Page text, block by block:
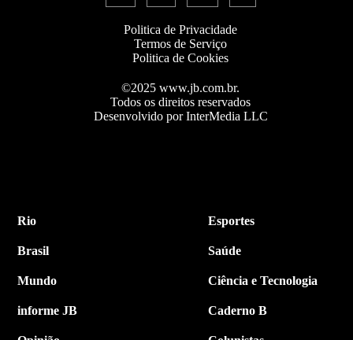
Politica de Privacidade
Termos de Serviço
Politica de Cookies
©2025 www.jb.com.br.
Todos os direitos reservados
Desenvolvido por InterMedia LLC
Rio
Brasil
Mundo
informe JB
Esportes
Saúde
Ciência e Tecnologia
Caderno B